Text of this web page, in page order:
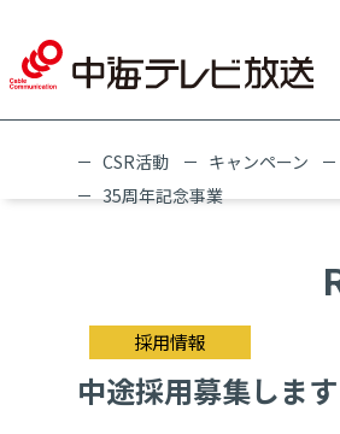
CSR活動 キャンペーン
35周年記念事業
採用情報
中途採用募集します